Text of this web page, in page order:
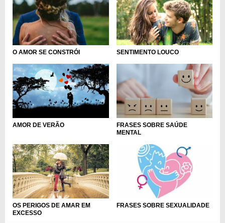
O AMOR SE CONSTRÓI SENTIMENTO LOUCO
AMOR DE VERÃO
FRASES SOBRE SAÚDE
MENTAL
OS PERIGOS DE AMAR EM
EXCESSO
FRASES SOBRE SEXUALIDADE